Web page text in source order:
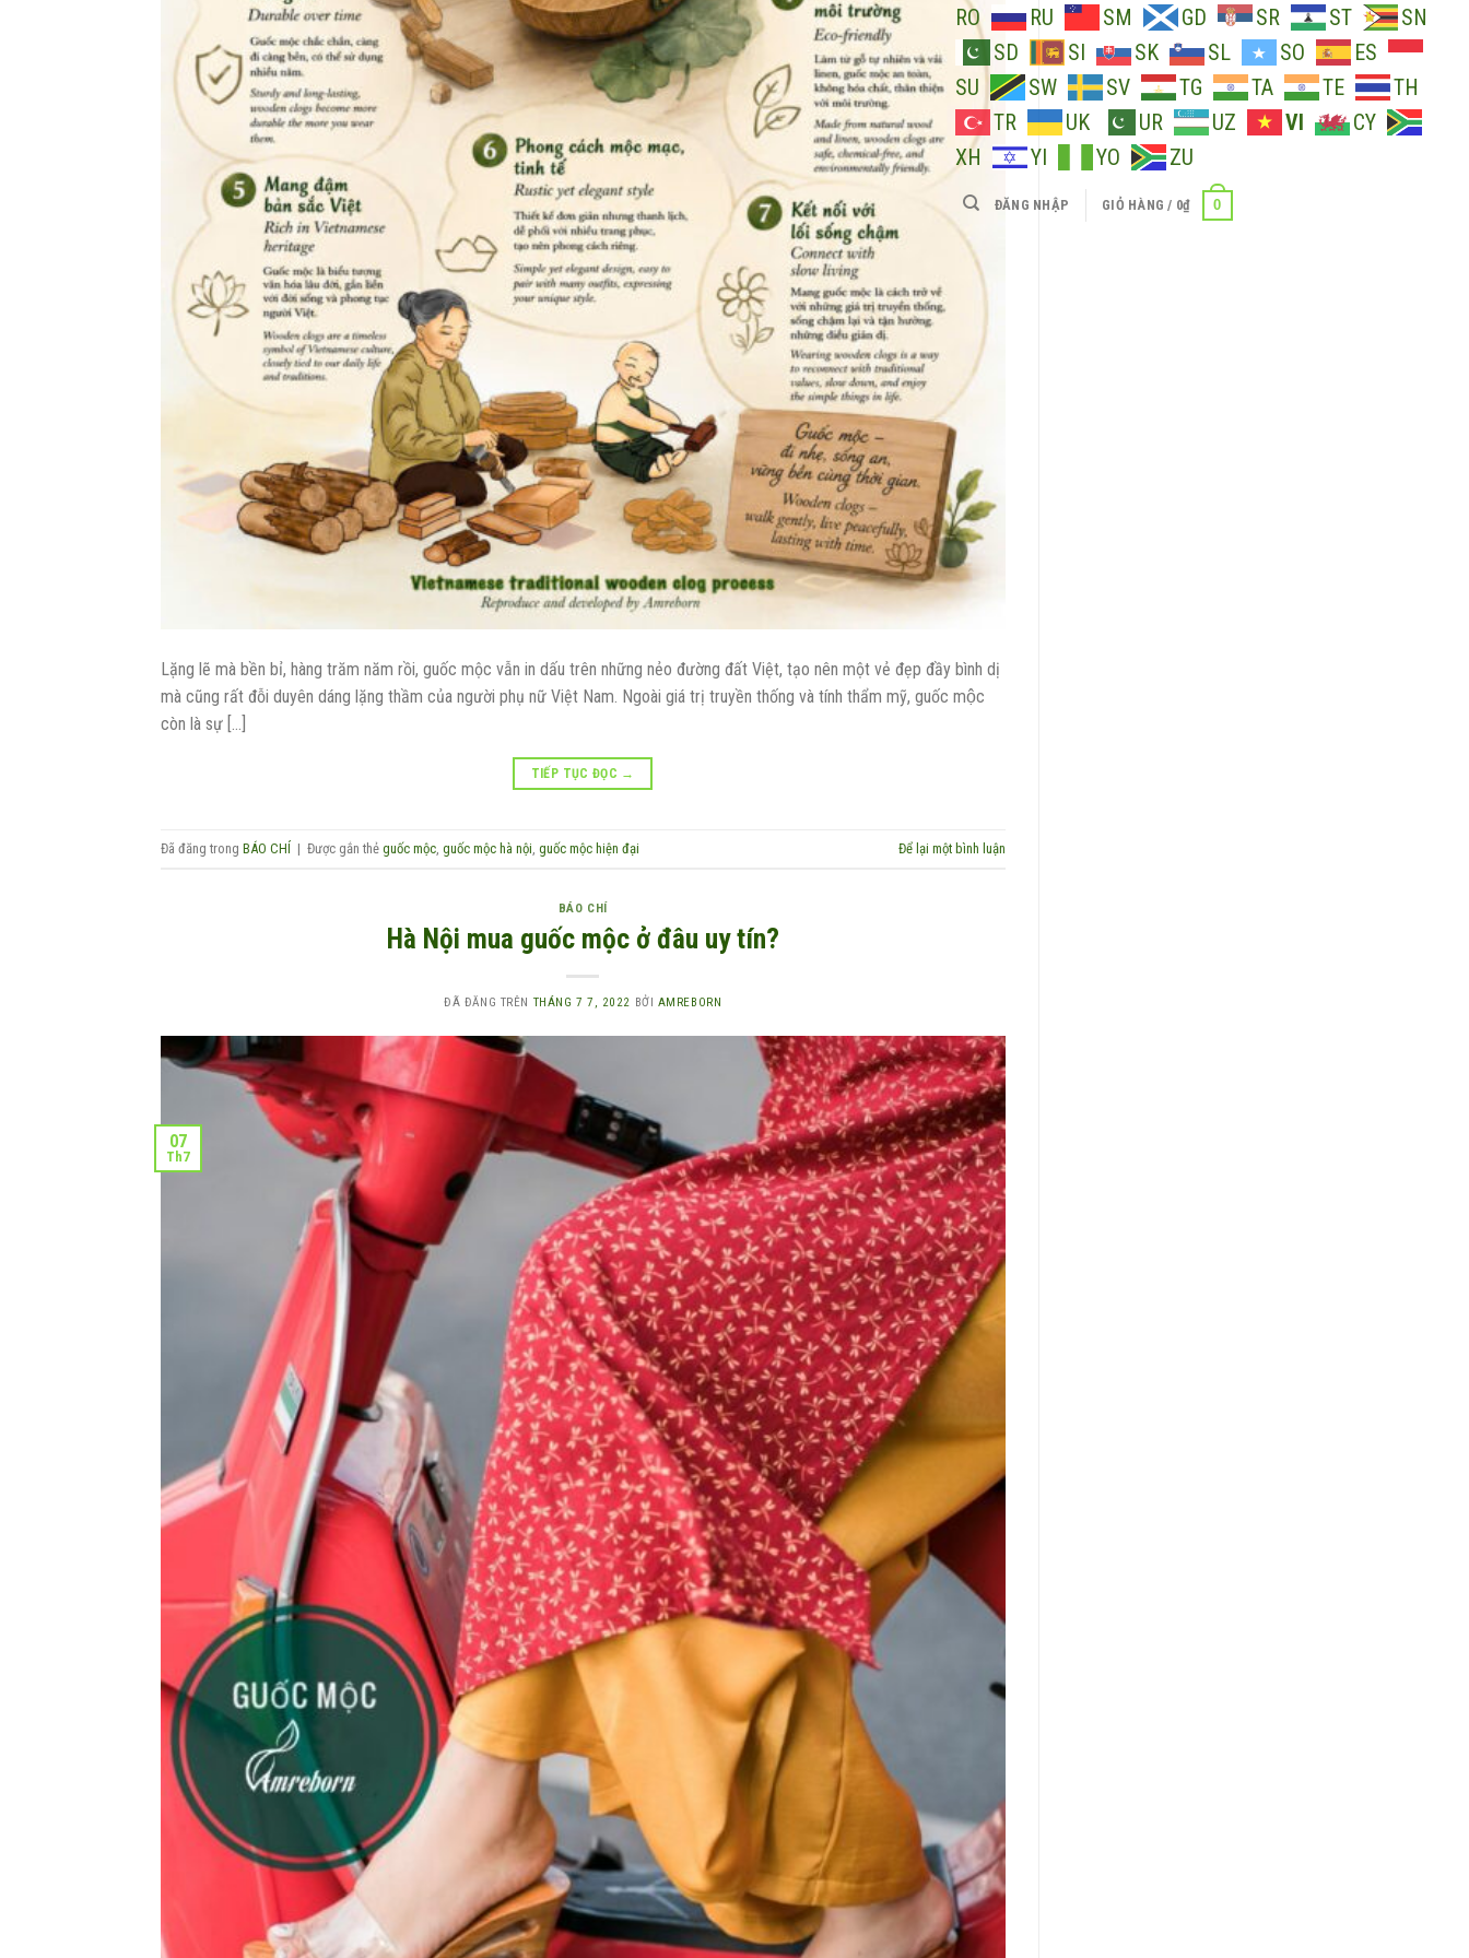
RO
RU SM GD SR ST
SN
SD
SI SK SL SO
ES
SU
SW SV TG TA TE
TH
TR
UK UR UZ VI
CY
XH
YI YO ZU
ĐĂNG NHẬP GIỎ HÀNG / 0₫ 0
Lặng lẽ mà bền bỉ, hàng trăm năm rồi, guốc mộc vẫn in dấu trên những nẻo đường đất Việt, tạo nên một vẻ đẹp đầy bình dị
mà cũng rất đỗi duyên dáng lặng thầm của người phụ nữ Việt Nam. Ngoài giá trị truyền thống và tính thẩm mỹ, guốc mộc
còn là sự […]
TIẾP TỤC ĐỌC →
Đã đăng trong BÁO CHÍ | Được gắn thẻ guốc mộc guốc mộc hà nội guốc mộc hiện đại Để lại một bình luận
BÁO CHÍ
Hà Nội mua guốc mộc ở đâu uy tín?
ĐÃ ĐĂNG TRÊN THÁNG 7 7, 2022 BỞI AMREBORN
07
Th7